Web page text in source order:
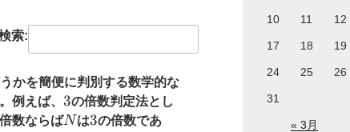
索:
かを簡便に判別する数学的な
例えば、 3
3の倍数判定法とし
数ならばN
Nは3
3の倍数であ
10 11 12
17 18 19
24 25 26
31
« 3月